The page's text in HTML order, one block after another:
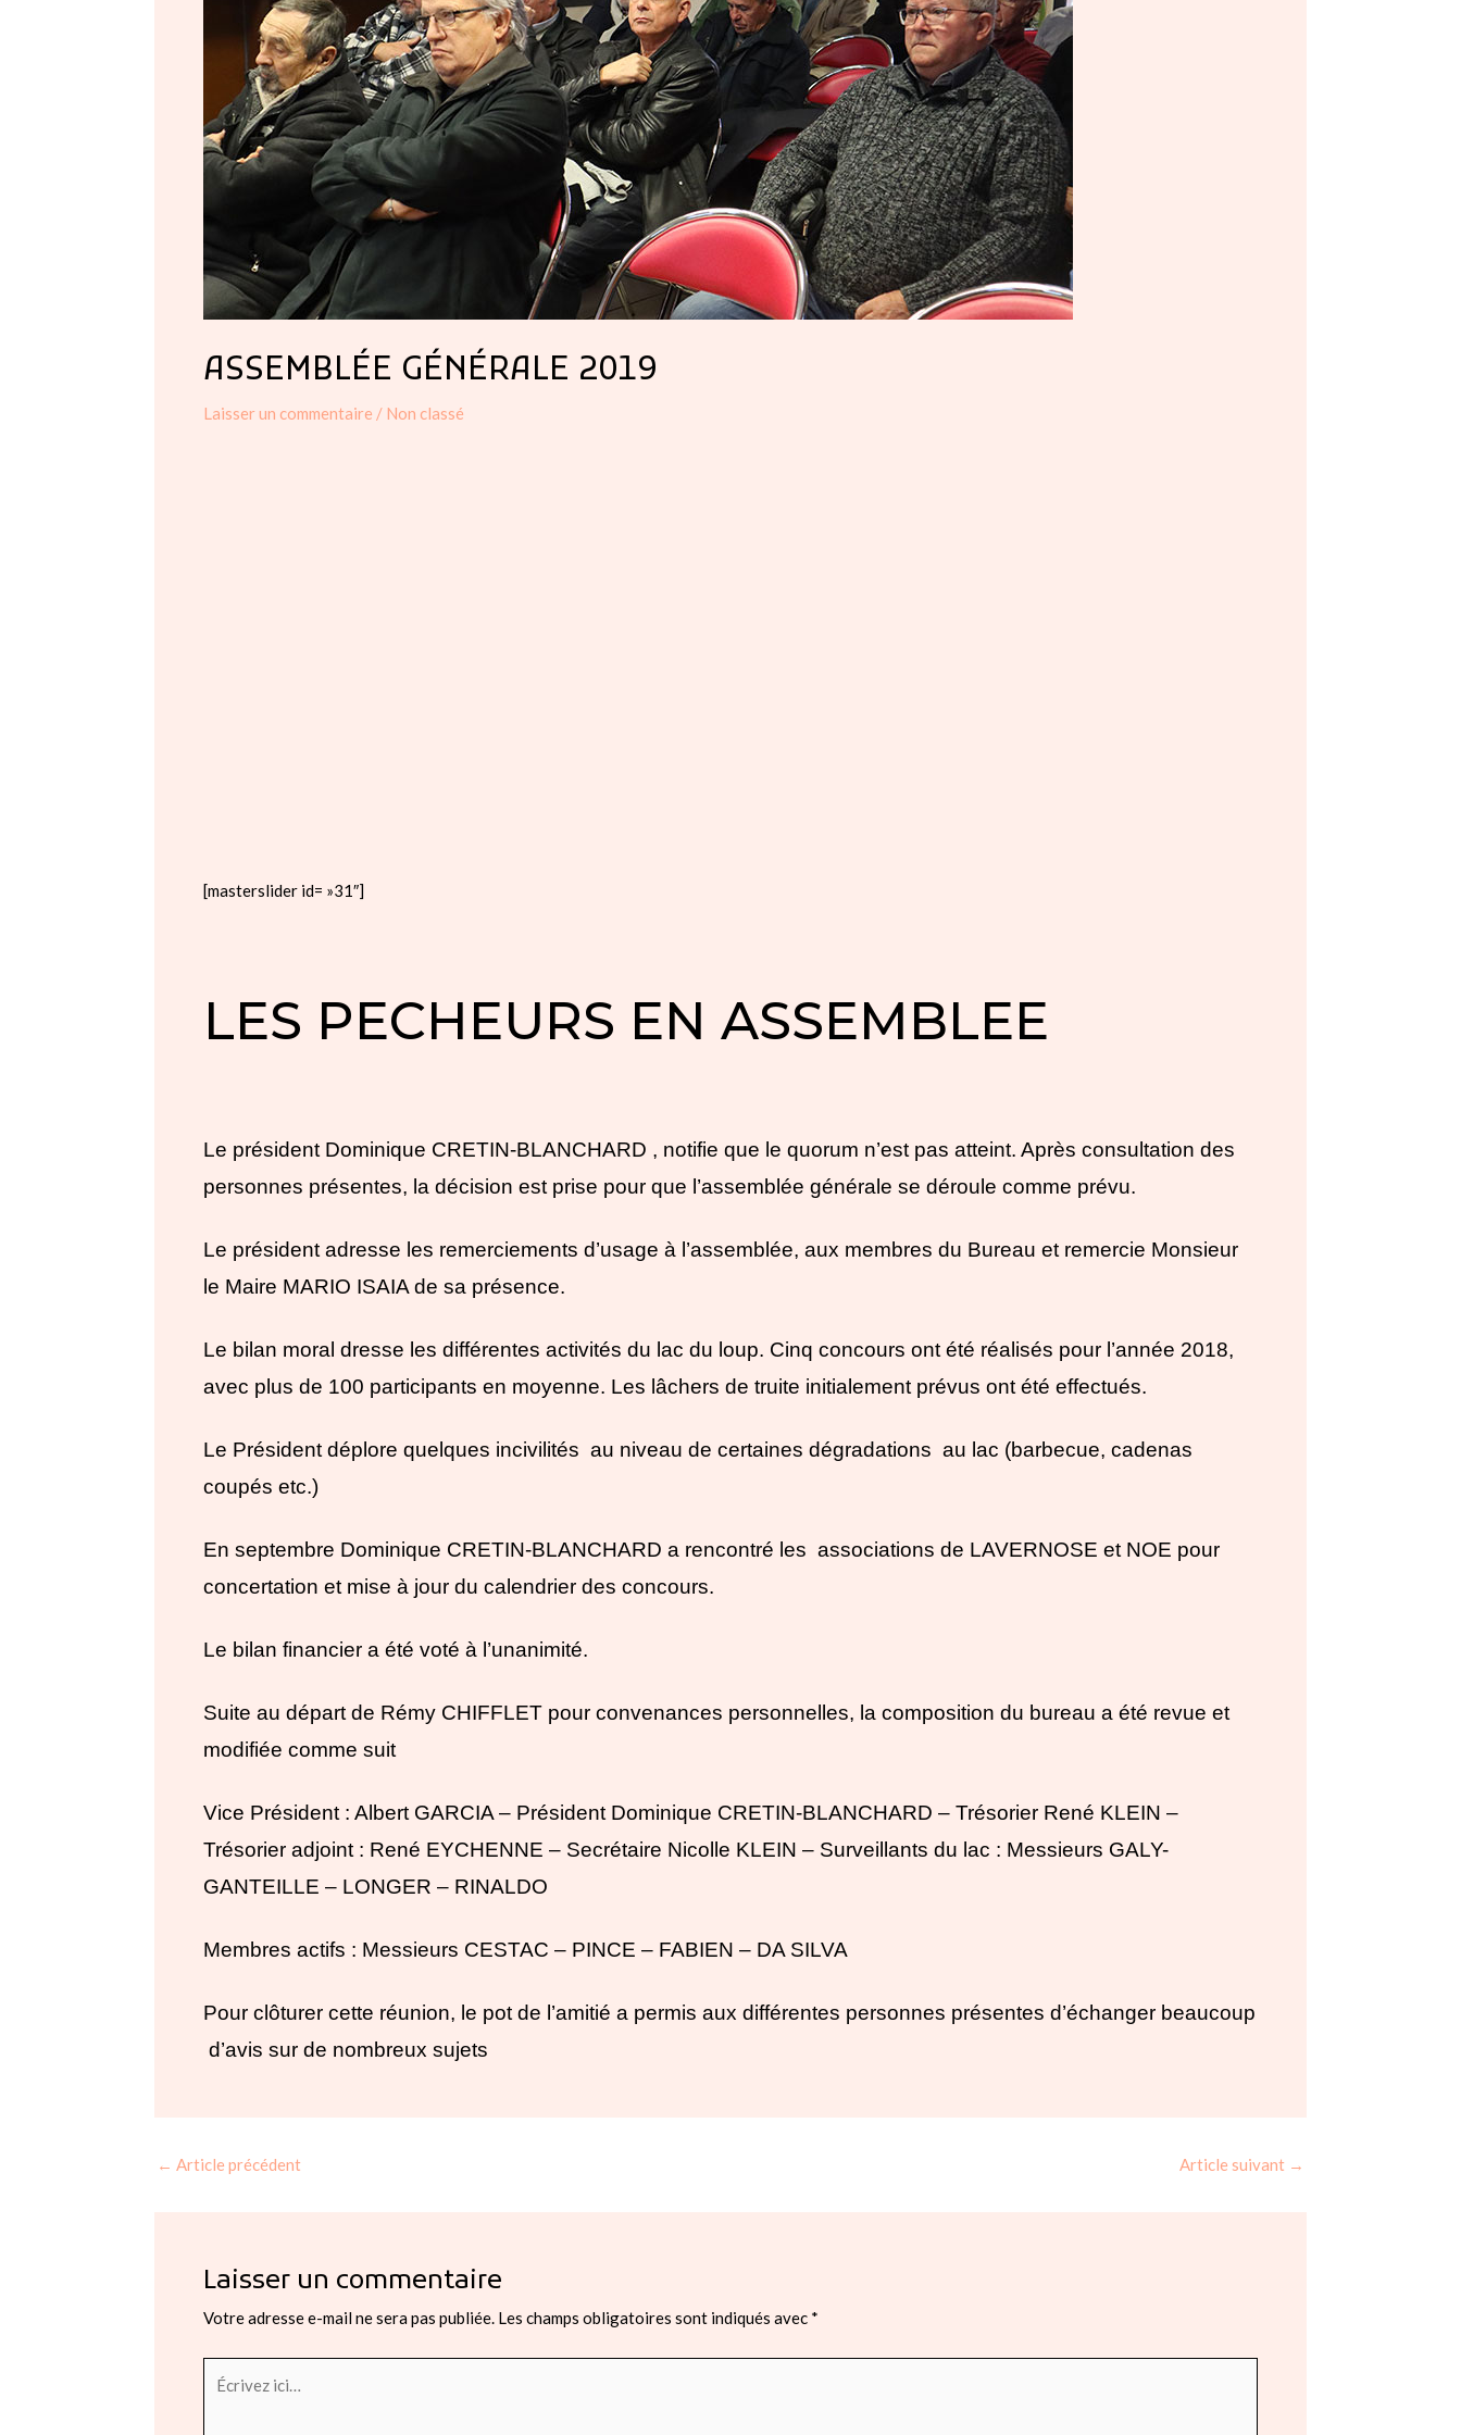
ASSEMBLÉE GÉNÉRALE 2019
Laisser un commentaire / Non classé
[masterslider id= »31″]
LES PECHEURS EN ASSEMBLEE
Le président Dominique CRETIN-BLANCHARD , notifie que le quorum n’est pas atteint. Après consultation des
personnes présentes, la décision est prise pour que l’assemblée générale se déroule comme prévu.
Le président adresse les remerciements d’usage à l’assemblée, aux membres du Bureau et remercie Monsieur
le Maire MARIO ISAIA de sa présence.
Le bilan moral dresse les différentes activités du lac du loup. Cinq concours ont été réalisés pour l’année 2018,
avec plus de 100 participants en moyenne. Les lâchers de truite initialement prévus ont été effectués.
Le Président déplore quelques incivilités au niveau de certaines dégradations au lac (barbecue, cadenas
coupés etc.)
En septembre Dominique CRETIN-BLANCHARD a rencontré les associations de LAVERNOSE et NOE pour
concertation et mise à jour du calendrier des concours.
Le bilan financier a été voté à l’unanimité.
Suite au départ de Rémy CHIFFLET pour convenances personnelles, la composition du bureau a été revue et
modifiée comme suit
Vice Président : Albert GARCIA – Président Dominique CRETIN-BLANCHARD – Trésorier René KLEIN –
Trésorier adjoint : René EYCHENNE – Secrétaire Nicolle KLEIN – Surveillants du lac : Messieurs GALY-
GANTEILLE – LONGER – RINALDO
Membres actifs : Messieurs CESTAC – PINCE – FABIEN – DA SILVA
Pour clôturer cette réunion, le pot de l’amitié a permis aux différentes personnes présentes d’échanger beaucoup
d’avis sur de nombreux sujets
← Article précédent Article suivant →
Laisser un commentaire
Votre adresse e-mail ne sera pas publiée. Les champs obligatoires sont indiqués avec *